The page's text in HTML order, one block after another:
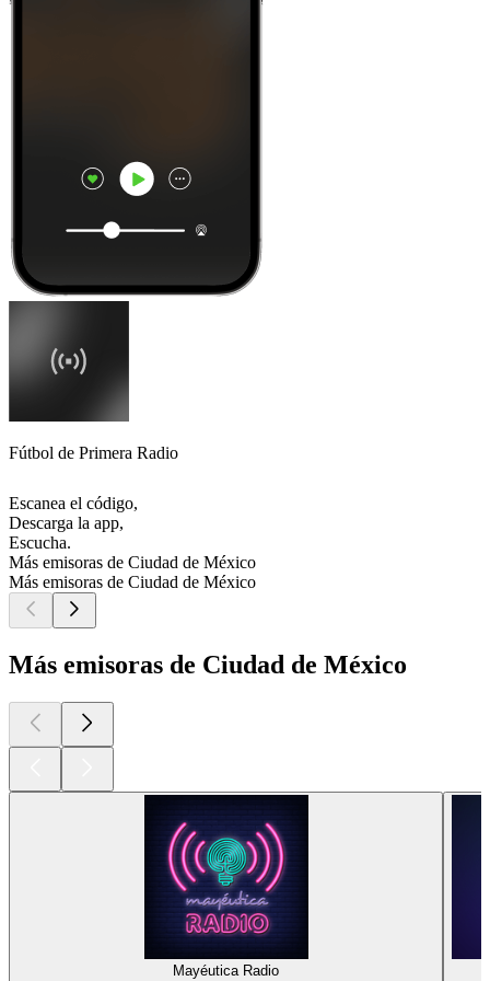
Fútbol de Primera Radio
Escanea el código,
Descarga la app,
Escucha.
Más emisoras de Ciudad de México
Más emisoras de Ciudad de México
Más emisoras de Ciudad de México
Mayéutica Radio